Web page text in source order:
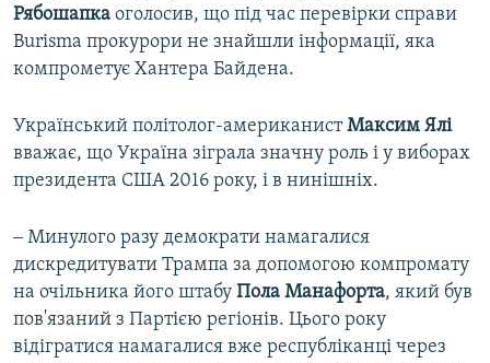
Рябошапка оголосив, що під час перевірки справи
Burisma прокурори не знайшли інформації, яка
компрометує Хантера Байдена.
Український політолог-американистМаксим Ялі
вважає, що Україна зіграла значну роль і у виборах
президента США 2016 року, і в нинішніх.
‒ Минулого разу демократи намагалися
дискредитувати Трампа за допомогою компромату
на очільника його штабу Пола Манафорта, який був
пов'язаний з Партією регіонів. Цього року
відігратися намагалися вже республіканці через